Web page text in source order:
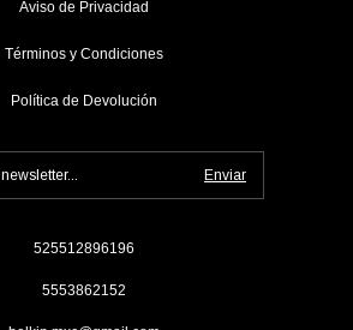
Aviso de Privacidad
Términos y Condiciones
Política de Devolución
525512896196
5553862152